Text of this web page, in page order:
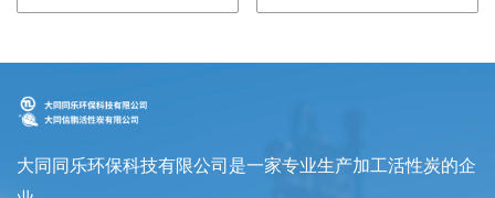
大同同乐环保科技有限公司是一家专业生产加工活性炭的企